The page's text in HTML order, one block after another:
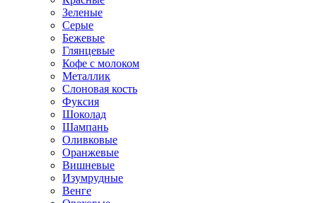
Зеленые
Серые
Бежевые
Глянцевые
Кофе с молоком
Металлик
Слоновая кость
Фуксия
Шоколад
Шампань
Оливковые
Оранжевые
Вишневые
Изумрудные
Венге